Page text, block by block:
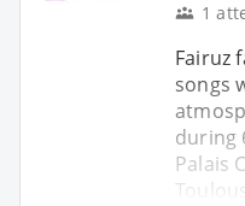
1
Fairuz
songs
during
Palais